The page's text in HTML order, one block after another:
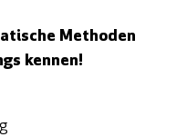
Methoden
kennen!